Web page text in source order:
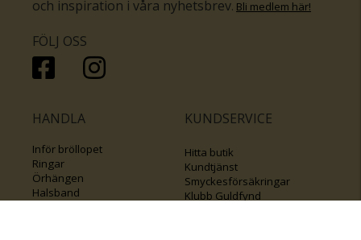
och inspiration i våra nyhetsbrev. Bli medlem här!
FÖLJ OSS
HANDLA
Inför bröllopet
Ringar
Örhängen
Halsband
KUNDSERVICE
Hitta butik
Kundtjänst
Smyckesförsäkringar
Klubb Guldfynd